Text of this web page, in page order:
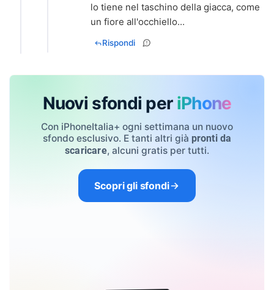
lo tiene nel taschino della giacca, come
un fiore all'occhiello...
Rispondi
Nuovi sfondi per iPhone
Con iPhoneItalia+ ogni settimana un nuovo
sfondo esclusivo. E tanti altri già pronti da
scaricare, alcuni gratis per tutti.
Scopri gli sfondi